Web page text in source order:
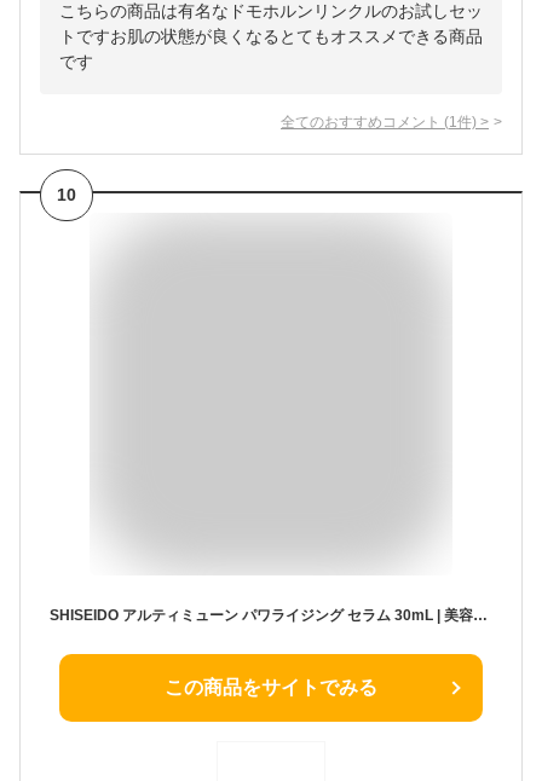
こちらの商品は有名なドモホルンリンクルのお試しセッ
トですお肌の状態が良くなるとてもオススメできる商品
です
全てのおすすめコメント (1 件) >
10
SHISEIDO アルティミューン パワライジング セラム 30mL | 美容液30mL＋化粧液・クリームサンプル＋ラッピング巾着・ショッパー セット | 母の日 化粧品 ラッピングサービス | 除去する美容液 | グリーンフローラルの香り | 資生堂
この商品をサイトでみる